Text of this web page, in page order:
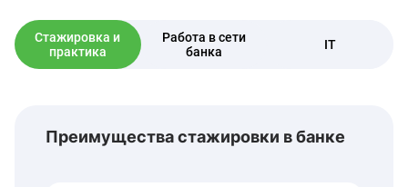
Стажировка и
практика
Работа в сети
банка
IT
Преимущества стажировки в банке